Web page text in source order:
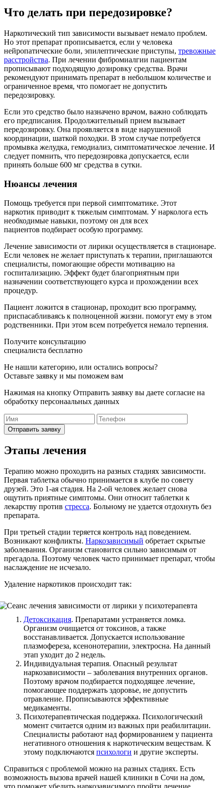
Что делать при передозировке?
Наркотический тип зависимости вызывает немало проблем.
Но этот препарат прописывается, если у человека
нейропатические боли, эпилептические приступы, тревожные
расстройства. При лечении фибромиалгии пациентам
прописывают подходящую дозировку средства. Врачи
рекомендуют принимать препарат в небольшом количестве и
ограниченное время, что помогает не допустить
передозировку.
Если это средство было назначено врачом, важно соблюдать
его предписания. Продолжительный прием вызывает
передозировку. Она проявляется в виде нарушенной
координации, шаткой походки. В этом случае потребуется
промывка желудка, гемодиализ, симптоматическое лечение. И
следует помнить, что передозировка допускается, если
принять больше 600 мг средства в сутки.
Нюансы лечения
Помощь требуется при первой симптоматике. Этот
наркотик приводит к тяжелым симптомам. У нарколога есть
необходимые навыки, поэтому он для всех
пациентов подбирает особую программу.
Лечение зависимости от лирики осуществляется в стационаре.
Если человек не желает приступать к терапии, приглашаются
специалисты, помогающие обрести мотивацию на
госпитализацию. Эффект будет благоприятным при
назначении соответствующего курса и прохождении всех
процедур.
Пациент ложится в стационар, проходит всю программу,
приспасабливаясь к полноценной жизни. помогут ему в этом
родственники. При этом всем потребуется немало терпения.
Получите консультацию
специалиста бесплатно
Не нашли категорию, или остались вопросы?
Оставьте заявку и мы поможем вам
Нажимая на кнопку Отправить заявку вы даете согласие на
обработку персонаальных данных
Отправить заявку
Этапы лечения
Терапию можно проходить на разных стадиях зависимости.
Первая таблетка обычно принимается в клубе по совету
друзей. Это 1-ая стадия. На 2-ой человек желает снова
ощутить приятные симптомы. Они относит таблетки к
лекарству против стресса. Больному не удается отдохнуть без
препарата.
При третьей стадии теряется контроль над поведением.
Возникают конфликты. Наркозависимый обретает скрытые
заболевания. Организм становится сильно зависимым от
прегадола. Поэтому человек часто принимает препарат, чтобы
наслаждение не исчезало.
Удаление наркотиков происходит так:
Детоксикация. Препаратами устраняется ломка.
Организм очищается от токсинов, а также
восстанавливается. Допускается использование
плазмофереза, ксенонотерапии, электросна. На данный
этап уходит до 2 недель.
Индивидуальная терапия. Опасный результат
наркозависимости – заболевания внутренних органов.
Поэтому врачом подбирается подходящее лечение,
помогающее поддержать здоровье, не допустить
отравление. Прописываются эффективные
медикаменты.
Психотерапевтическая поддержка. Психологический
момент считается одним из важных при реабилитации.
Специалисты работают над формированием у пациента
негативного отношения к наркотическим веществам. К
этому подключаются психологи и другие эксперты.
Справиться с проблемой можно на разных стадиях. Есть
возможность вызова врачей нашей клиники в Сочи на дом,